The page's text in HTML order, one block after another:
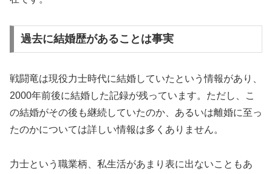
過去に結婚歴があることは事実
戦闘竜は現役力士時代に結婚していたという情報があり、
2000年前後に結婚した記録が残っています。ただし、こ
の結婚がその後も継続していたのか、あるいは離婚に至っ
たのかについては詳しい情報は多くありません。
力士という職業柄、私生活があまり表に出ないこともあ